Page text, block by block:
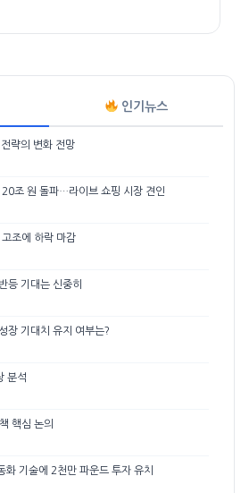
인기뉴스
략의 변화 전망
조 원 돌파…라이브 쇼핑 시장 견인
조에 하락 마감
등 기대는 신중히
장 기대치 유지 여부는?
분석
핵심 논의
화 기술에 2천만 파운드 투자 유치